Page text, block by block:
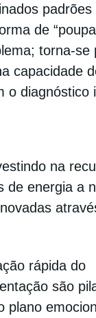
padrões
de
torna-se
capacidade
o diagnóstico
na
de energia a
rápida do
são
plano